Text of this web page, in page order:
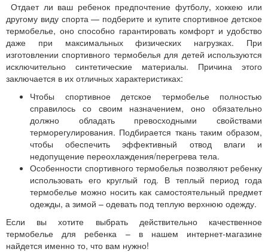
Отдает ли ваш ребенок предпочтение футболу, хоккею или
другому виду спорта — подберите и купите спортивное детское
термобелье, оно способно гарантировать комфорт и удобство
даже при максимальных физических нагрузках. При
изготовлении спортивного термобелья для детей используются
исключительно синтетические материалы. Причина этого
заключается в их отличных характеристиках:
Чтобы спортивное детское термобелье полностью
справилось со своим назначением, оно обязательно
должно обладать превосходными свойствами
терморегулирования. Подбирается ткань таким образом,
чтобы обеспечить эффективный отвод влаги и
недопущение переохлаждения/перегрева тела.
Особенности спортивного термобелья позволяют ребенку
использовать его круглый год. В теплый период года
термобелье можно носить как самостоятельный предмет
одежды, а зимой – одевать под теплую верхнюю одежду.
Если вы хотите выбрать действительно качественное
термобелье для ребенка – в нашем интернет-магазине
найдется именно то, что вам нужно!